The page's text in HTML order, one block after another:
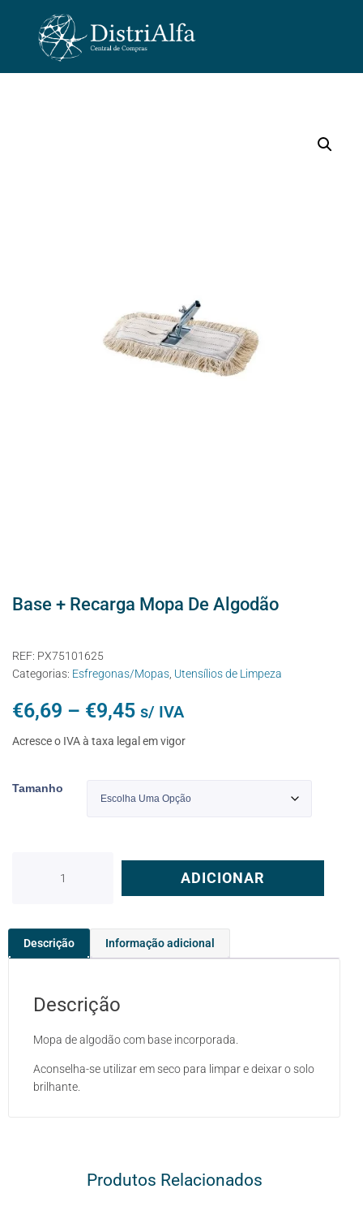
Base + Recarga Mopa De Algodão
REF: PX75101625
Categorias: Esfregonas/Mopas Utensílios de Limpeza
€6,69 – €9,45 s/ IVA
Acresce o IVA à taxa legal em vigor
Tamanho
ADICIONAR
Descrição Informação adicional
Descrição
Mopa de algodão com base incorporada.
Aconselha-se utilizar em seco para limpar e deixar o solo
brilhante.
Produtos Relacionados